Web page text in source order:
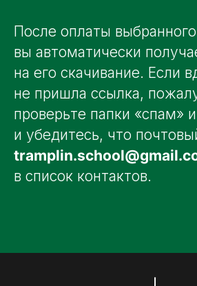
После оплаты
вы автоматически
на его скачивание. Если
не пришла ссылка,
проверьте папки «спам»
и убедитесь, что
в список контактов.